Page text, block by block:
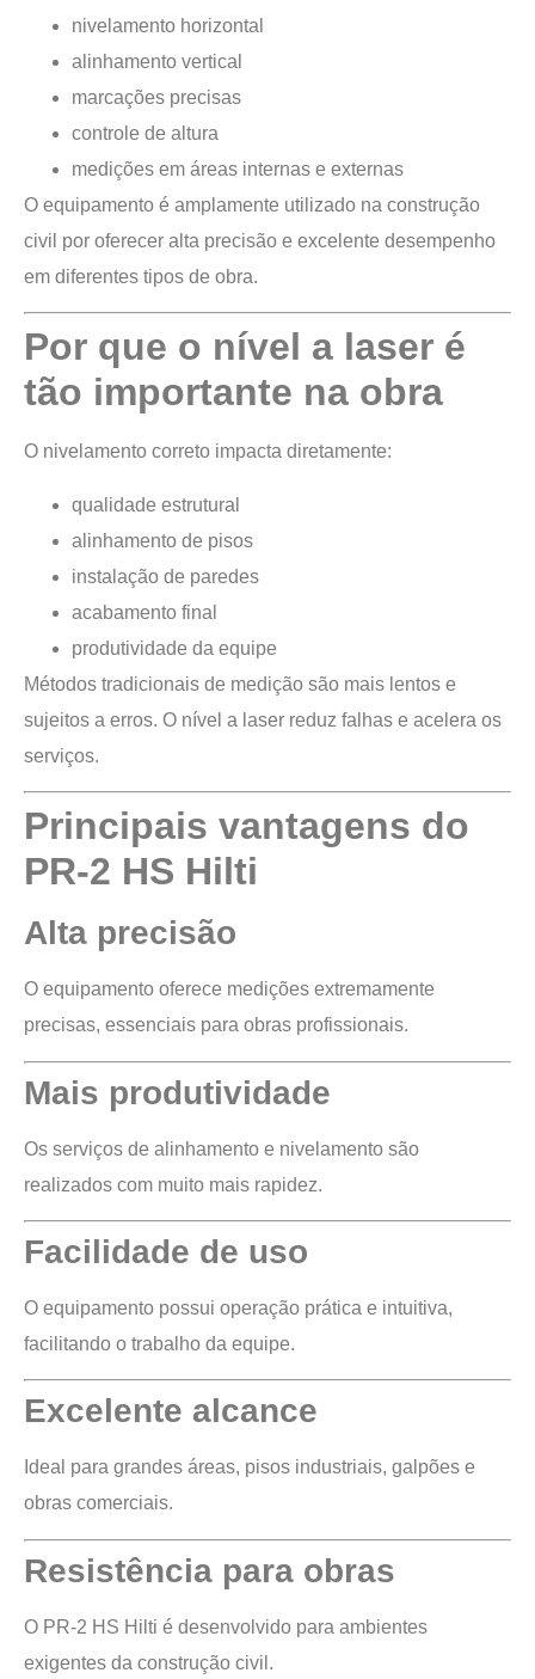
nivelamento horizontal
alinhamento vertical
marcações precisas
controle de altura
medições em áreas internas e externas
O equipamento é amplamente utilizado na construção
civil por oferecer alta precisão e excelente desempenho
em diferentes tipos de obra.
Por que o nível a laser é
tão importante na obra
O nivelamento correto impacta diretamente:
qualidade estrutural
alinhamento de pisos
instalação de paredes
acabamento final
produtividade da equipe
Métodos tradicionais de medição são mais lentos e
sujeitos a erros. O nível a laser reduz falhas e acelera os
serviços.
Principais vantagens do
PR-2 HS Hilti
Alta precisão
O equipamento oferece medições extremamente
precisas, essenciais para obras profissionais.
Mais produtividade
Os serviços de alinhamento e nivelamento são
realizados com muito mais rapidez.
Facilidade de uso
O equipamento possui operação prática e intuitiva,
facilitando o trabalho da equipe.
Excelente alcance
Ideal para grandes áreas, pisos industriais, galpões e
obras comerciais.
Resistência para obras
O PR-2 HS Hilti é desenvolvido para ambientes
exigentes da construção civil.